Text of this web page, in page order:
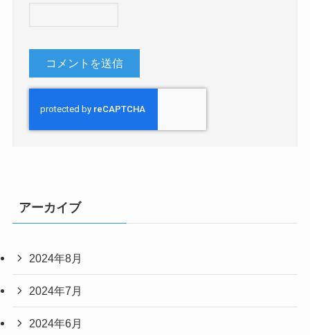
アーカイブ
2024年8月
2024年7月
2024年6月